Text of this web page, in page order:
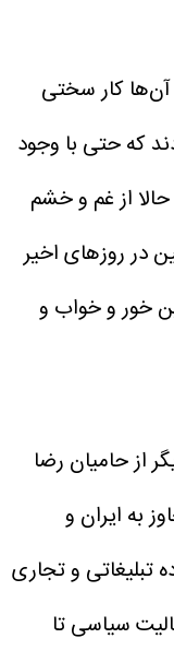
آن‌ها کار سختی
که حتی با وجود
از غم و خشم
در روزهای اخیر
خور و خواب و
از حامیان رضا
به ایران و
تبلیغاتی و تجاری
سیاسی تا